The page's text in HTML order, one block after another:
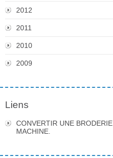
2012
2011
2010
2009
Liens
CONVERTIR UNE BRODERIE
MACHINE.